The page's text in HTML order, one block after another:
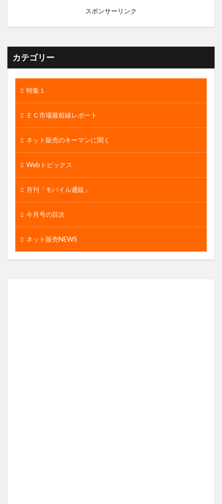
スポンサーリンク
カテゴリー
特集１
ＥＣ市場最前線レポート
ネット販売のキーマンに聞く
Webトピックス
月刊「モバイル通販」
今月号の目次
ネット販売NEWS